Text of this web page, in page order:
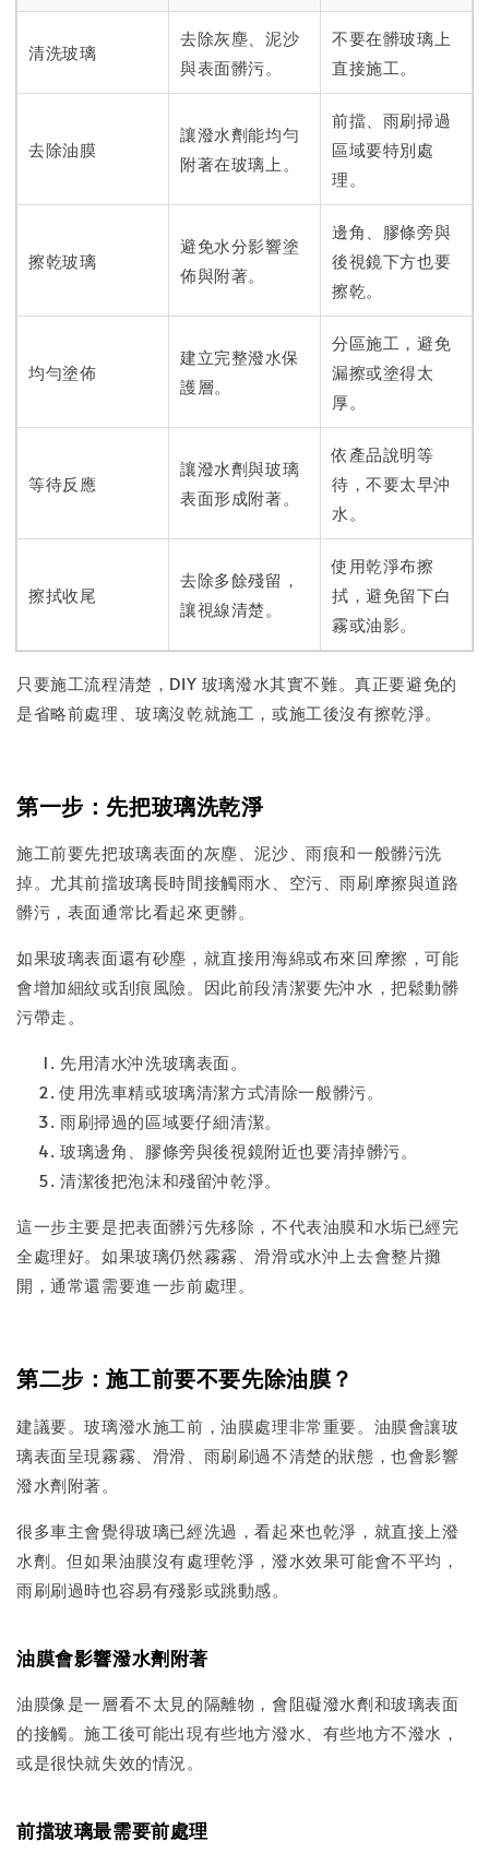
清洗玻璃
去除灰塵、泥沙
與表面髒污。
不要在髒玻璃上
直接施工。
去除油膜
讓潑水劑能均勻
附著在玻璃上。
前擋、雨刷掃過
區域要特別處
理。
擦乾玻璃
避免水分影響塗
佈與附著。
邊角、膠條旁與
後視鏡下方也要
擦乾。
均勻塗佈
建立完整潑水保
護層。
分區施工，避免
漏擦或塗得太
厚。
等待反應
讓潑水劑與玻璃
表面形成附著。
依產品說明等
待，不要太早沖
水。
擦拭收尾
去除多餘殘留，
讓視線清楚。
使用乾淨布擦
拭，避免留下白
霧或油影。
只要施工流程清楚，DIY 玻璃潑水其實不難。真正要避免的
是省略前處理、玻璃沒乾就施工，或施工後沒有擦乾淨。
第一步：先把玻璃洗乾淨
施工前要先把玻璃表面的灰塵、泥沙、雨痕和一般髒污洗
掉。尤其前擋玻璃長時間接觸雨水、空污、雨刷摩擦與道路
髒污，表面通常比看起來更髒。
如果玻璃表面還有砂塵，就直接用海綿或布來回摩擦，可能
會增加細紋或刮痕風險。因此前段清潔要先沖水，把鬆動髒
污帶走。
先用清水沖洗玻璃表面。
使用洗車精或玻璃清潔方式清除一般髒污。
雨刷掃過的區域要仔細清潔。
玻璃邊角、膠條旁與後視鏡附近也要清掉髒污。
清潔後把泡沫和殘留沖乾淨。
這一步主要是把表面髒污先移除，不代表油膜和水垢已經完
全處理好。如果玻璃仍然霧霧、滑滑或水沖上去會整片攤
開，通常還需要進一步前處理。
第二步：施工前要不要先除油膜？
建議要。玻璃潑水施工前，油膜處理非常重要。油膜會讓玻
璃表面呈現霧霧、滑滑、雨刷刷過不清楚的狀態，也會影響
潑水劑附著。
很多車主會覺得玻璃已經洗過，看起來也乾淨，就直接上潑
水劑。但如果油膜沒有處理乾淨，潑水效果可能會不平均，
雨刷刷過時也容易有殘影或跳動感。
油膜會影響潑水劑附著
油膜像是一層看不太見的隔離物，會阻礙潑水劑和玻璃表面
的接觸。施工後可能出現有些地方潑水、有些地方不潑水，
或是很快就失效的情況。
前擋玻璃最需要前處理